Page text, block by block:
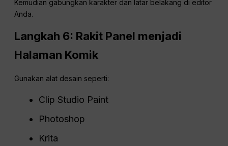
Kemudian gabungkan karakter dan latar belakang di editor
Anda.
Langkah 6: Rakit Panel menjadi
Halaman Komik
Gunakan alat desain seperti:
Clip Studio Paint
Photoshop
Krita